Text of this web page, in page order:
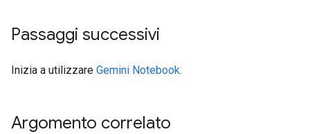
Passaggi successivi
Inizia a utilizzare Gemini Notebook.
Argomento correlato